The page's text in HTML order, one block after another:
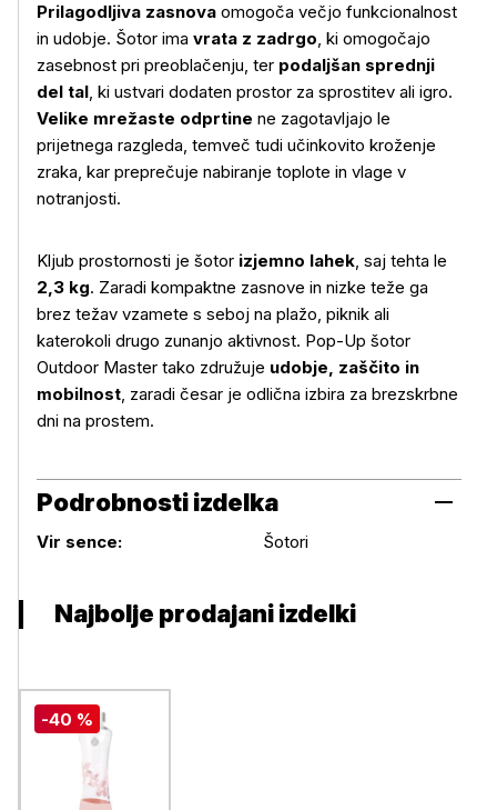
Prilagodljiva zasnova omogoča večjo funkcionalnost
in udobje. Šotor ima vrata z zadrgo, ki omogočajo
zasebnost pri preoblačenju, ter podaljšan sprednji
del tal, ki ustvari dodaten prostor za sprostitev ali igro.
Velike mrežaste odprtine ne zagotavljajo le
prijetnega razgleda, temveč tudi učinkovito kroženje
zraka, kar preprečuje nabiranje toplote in vlage v
notranjosti.
Kljub prostornosti je šotor izjemno lahek, saj tehta le
2,3 kg. Zaradi kompaktne zasnove in nizke teže ga
brez težav vzamete s seboj na plažo, piknik ali
katerokoli drugo zunanjo aktivnost. Pop‑Up šotor
Outdoor Master tako združuje udobje, zaščito in
mobilnost, zaradi česar je odlična izbira za brezskrbne
dni na prostem.
Podrobnosti izdelka
Podrobnosti izdelka
Vir sence: Šotori
Najbolje prodajani izdelki
-40 %